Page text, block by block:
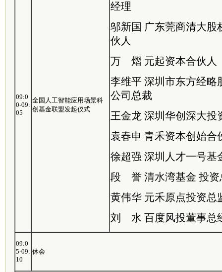
09:0
0-09:
05
全国人工智能应用场景科
创基金联盟发起仪式
经理
邬新国 广东莞商清大股
伙人
万 熠 元起资本合伙人
李维平 深圳市东方经略
公司总裁
王金龙 深圳华创深大投
袁春申 青禾资本创始合
徐超强 深圳人才一号基
段 誉 清水湾基金 投资
黄伟华 元禾原点投资总
刘 水 百度风投董事总
09:0
5-09:
10
休会